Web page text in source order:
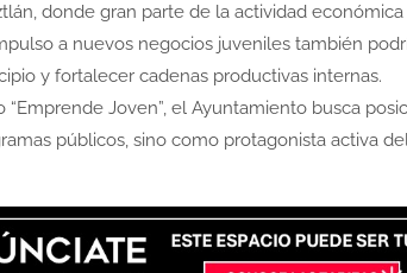
donde gran parte de la actividad
a nuevos negocios juveniles también
y fortalecer cadenas productivas internas.
“Emprende Joven”, el Ayuntamiento busca
públicos, sino como protagonista activa